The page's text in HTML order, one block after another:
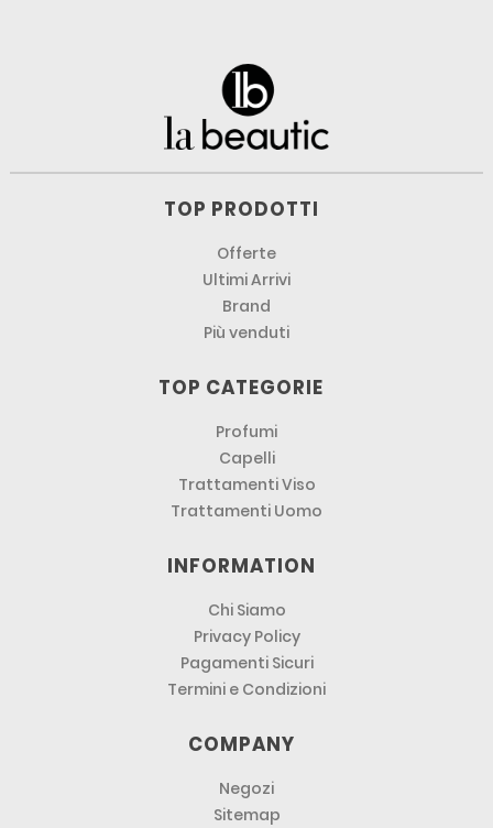
TOP PRODOTTI
Offerte
Ultimi Arrivi
Brand
Più venduti
TOP CATEGORIE
Profumi
Capelli
Trattamenti Viso
Trattamenti Uomo
INFORMATION
Chi Siamo
Privacy Policy
Pagamenti Sicuri
Termini e Condizioni
COMPANY
Negozi
Sitemap